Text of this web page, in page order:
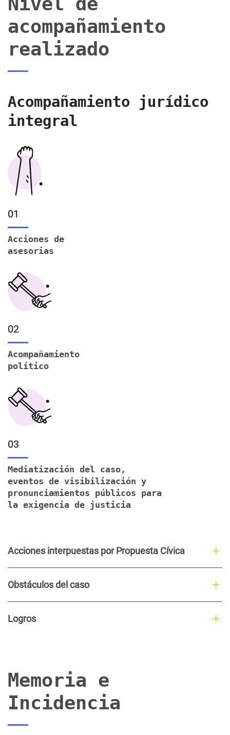
acompañamiento
realizado
Acompañamiento jurídico
integral
01
Acciones de
asesorias
02
Acompañamiento
político
03
Mediatización del caso,
eventos de visibilización y
pronunciamientos públicos para
la exigencia de justicia
Acciones interpuestas por Propuesta Cívica
Obstáculos del caso
Logros
Memoria e
Incidencia